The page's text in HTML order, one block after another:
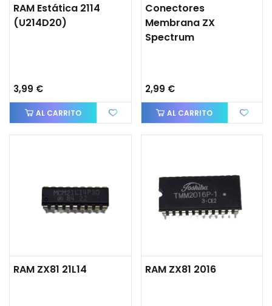
RAM Estática 2114
(U214D20)
3,99 €
AL CARRITO
Conectores
Membrana ZX
Spectrum
2,99 €
AL CARRITO
RAM ZX81 21L14 RAM ZX81 2016